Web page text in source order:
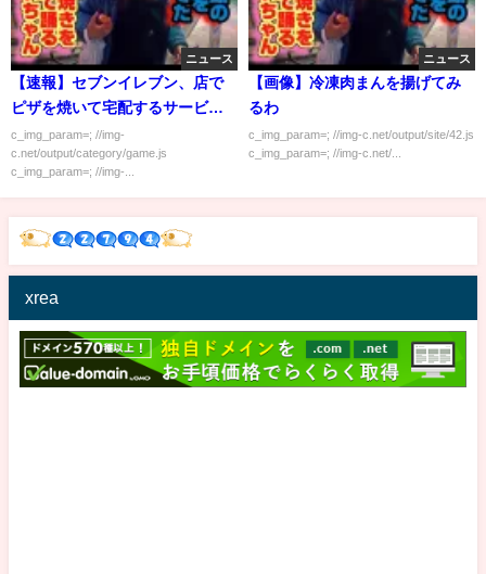
ニュース
【速報】セブンイレブン、店で
ピザを焼いて宅配するサービス
開始！！！！！
c_img_param=; //img-
c.net/output/category/game.js
c_img_param=; //img-...
ニュース
【画像】冷凍肉まんを揚げてみ
るわ
c_img_param=; //img-c.net/output/site/42.js
c_img_param=; //img-c.net/...
xrea